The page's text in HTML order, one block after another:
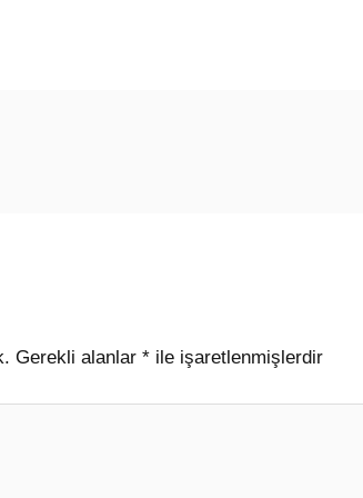
Gerekli alanlar* ile işaretlenmişlerdir